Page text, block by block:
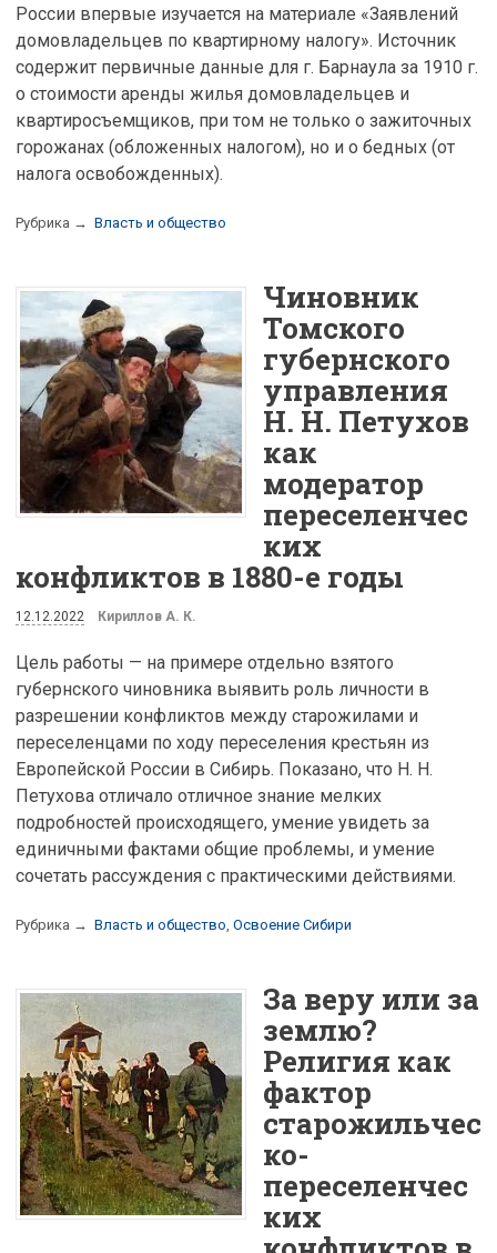
России впервые изучается на материале «Заявлений
домовладельцев по квартирному налогу». Источник
содержит первичные данные для г. Барнаула за 1910 г.
о стоимости аренды жилья домовладельцев и
квартиросъемщиков, при том не только о зажиточных
горожанах (обложенных налогом), но и о бедных (от
налога освобожденных).
Рубрика → Власть и общество
Чиновник
Томского
губернского
управления
Н. Н. Петухов
как
модератор
переселенчес
ких
конфликтов в 1880-е годы
12.12.2022 Кириллов А. К.
Цель работы — на примере отдельно взятого
губернского чиновника выявить роль личности в
разрешении конфликтов между старожилами и
переселенцами по ходу переселения крестьян из
Европейской России в Сибирь. Показано, что Н. Н.
Петухова отличало отличное знание мелких
подробностей происходящего, умение увидеть за
единичными фактами общие проблемы, и умение
сочетать рассуждения с практическими действиями.
Рубрика → Власть и общество, Освоение Сибири
За веру или за
землю?
Религия как
фактор
старожильчес
ко-
переселенчес
ких